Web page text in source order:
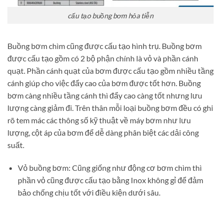
cấu tạo buồng bơm hỏa tiễn
Buồng bơm chìm cũng được cấu tạo hình trụ. Buồng bơm
được cấu tạo gồm có 2 bộ phận chính là vỏ và phần cánh
quạt. Phần cánh quạt của bơm được cấu tạo gồm nhiều tầng
cánh giúp cho việc đẩy cao của bơm được tốt hơn. Buồng
bơm càng nhiều tầng cánh thì đẩy cao càng tốt nhưng lưu
lượng càng giảm đi. Trên thân mỗi loại buồng bơm đều có ghi
rõ tem mác các thông số kỹ thuật về máy bơm như lưu
lượng, cột áp của bơm để dễ dàng phân biệt các dải công
suất.
Vỏ buồng bơm: Cũng giống như động cơ bơm chìm thì
phần vỏ cũng được cấu tạo bằng Inox không gỉ để đảm
bảo chống chịu tốt với điều kiện dưới sâu.